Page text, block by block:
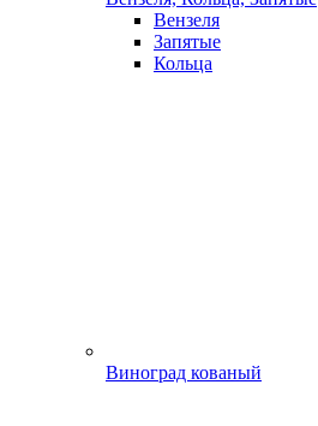
Вензеля
Запятые
Кольца
Виноград кованый